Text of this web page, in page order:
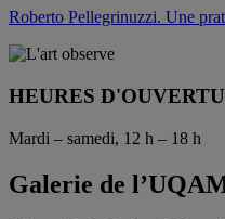
Roberto Pellegrinuzzi. Une
HEURES
Mardi – samedi, 12 h – 18 h
Galerie de